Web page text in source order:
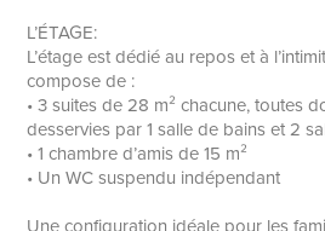
L’ÉTAGE:
L’étage est dédié au repos et à
compose de :
• 3 suites de 28 m² chacune, toutes
desservies par 1 salle de bains et 2
• 1 chambre d’amis de 15 m²
• Un WC suspendu indépendant